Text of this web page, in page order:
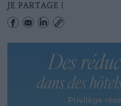
JE PARTAGE !